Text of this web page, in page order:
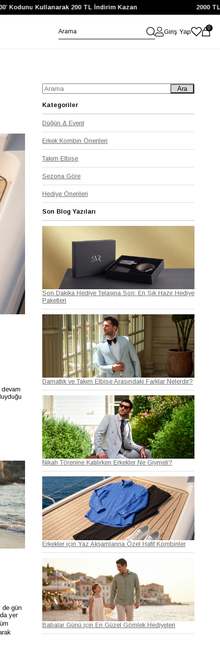
Kullanarak 200 TL İndirim Kazan 2000 TL
Giriş Yap
0
devam
de gün
yer
Ara
Kategoriler
Düğün & Event
Erkek Kombin Önerileri
Takım Elbise
Sezona Göre
Hediye Önerileri
Son Blog Yazıları
Son Dakika Hediye Telaşına Son: En Şık Hazır Hediye
Paketleri
Damatlık ve Takım Elbise Arasındaki Farklar Nelerdir?
Nikah Törenine Katılırken Erkekler Ne Giymeli?
Erkekler için Yaz Akşamlarına Özel Hafif Kombinler
Babalar Günü için En Güzel Gömlek Hediyeleri